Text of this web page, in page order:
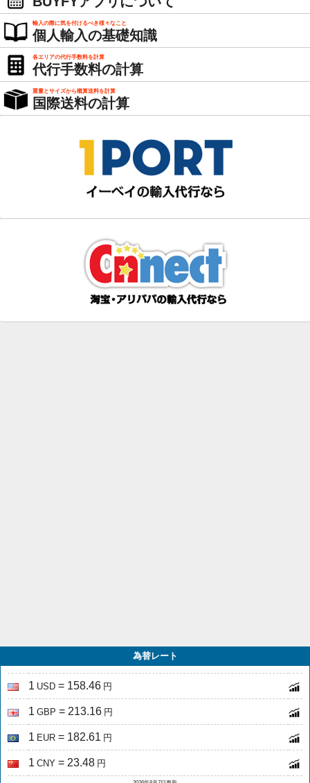
輸入の際に気を付けるべき様々なこと
個人輸入の基礎知識
各エリアの代行手数料を計算
代行手数料の計算
重量とサイズから概算送料を計算
国際送料の計算
為替レート
1 USD = 158.46 円
1 GBP = 213.16 円
1 EUR = 182.61 円
1 CNY = 23.48 円